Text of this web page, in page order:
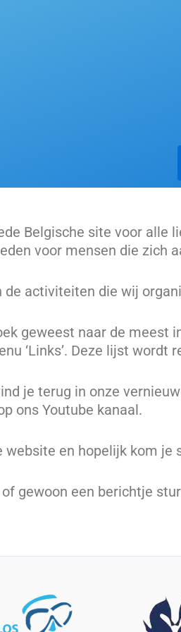
Belgische site voor
voor mensen die zich
activiteiten die wij
geweest naar de
‘Links’. Deze lijst
je terug in onze
ons Youtube kanaal.
en hopelijk kom je
gewoon een berichtje